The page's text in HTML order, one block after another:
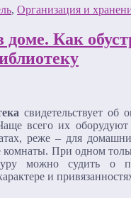
, Организация и
доме. Как
свидетельствует об
всего их
реже – для
комнаты. При одном
можно судить о
и